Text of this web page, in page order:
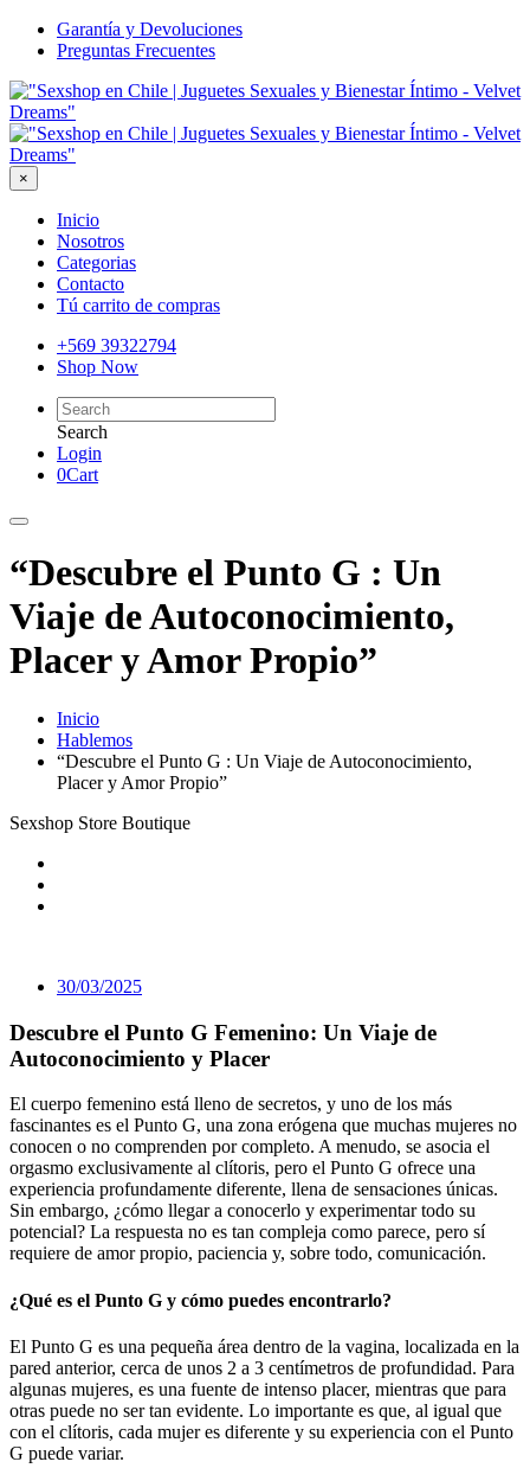
Garantía y Devoluciones
Preguntas Frecuentes
×
Inicio
Nosotros
Categorias
Contacto
Tú carrito de compras
+569 39322794
Shop Now
Search
Login
0Cart
“Descubre el Punto G : Un
Viaje de Autoconocimiento,
Placer y Amor Propio”
Inicio
Hablemos
“Descubre el Punto G : Un Viaje de Autoconocimiento,
Placer y Amor Propio”
Sexshop Store Boutique
30/03/2025
Descubre el Punto G Femenino: Un Viaje de
Autoconocimiento y Placer
El cuerpo femenino está lleno de secretos, y uno de los más
fascinantes es el Punto G, una zona erógena que muchas mujeres no
conocen o no comprenden por completo. A menudo, se asocia el
orgasmo exclusivamente al clítoris, pero el Punto G ofrece una
experiencia profundamente diferente, llena de sensaciones únicas.
Sin embargo, ¿cómo llegar a conocerlo y experimentar todo su
potencial? La respuesta no es tan compleja como parece, pero sí
requiere de amor propio, paciencia y, sobre todo, comunicación.
¿Qué es el Punto G y cómo puedes encontrarlo?
El Punto G es una pequeña área dentro de la vagina, localizada en la
pared anterior, cerca de unos 2 a 3 centímetros de profundidad. Para
algunas mujeres, es una fuente de intenso placer, mientras que para
otras puede no ser tan evidente. Lo importante es que, al igual que
con el clítoris, cada mujer es diferente y su experiencia con el Punto
G puede variar.